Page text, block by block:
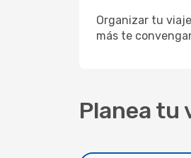
Organizar tu
más te
Planea tu